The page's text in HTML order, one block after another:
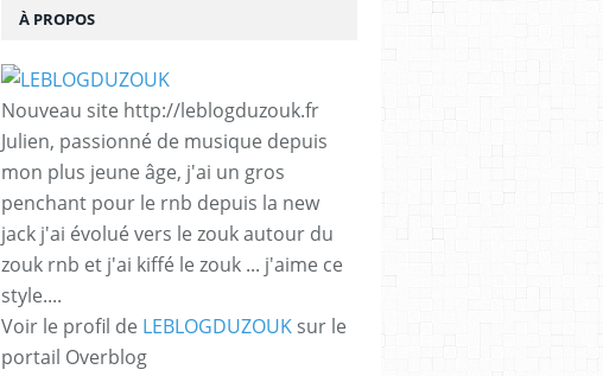
À PROPOS
Nouveau site http://leblogduzouk.fr
Julien, passionné de musique depuis
mon plus jeune âge, j'ai un gros
penchant pour le rnb depuis la new
jack j'ai évolué vers le zouk autour du
zouk rnb et j'ai kiffé le zouk ... j'aime ce
style....
Voir le profil de LEBLOGDUZOUK sur le
portail Overblog